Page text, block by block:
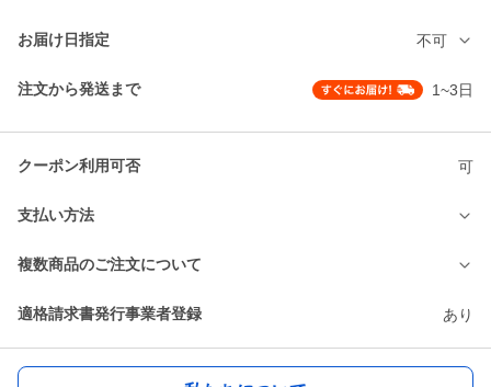
お届け日指定 不可
注文から発送まで 1~3日
クーポン利用可否 可
支払い方法
複数商品のご注文について
適格請求書発行事業者登録 あり